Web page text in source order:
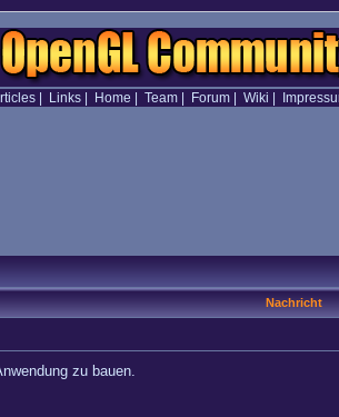
| Links| Home Team| Forum| Wiki
Nachricht
zu bauen.